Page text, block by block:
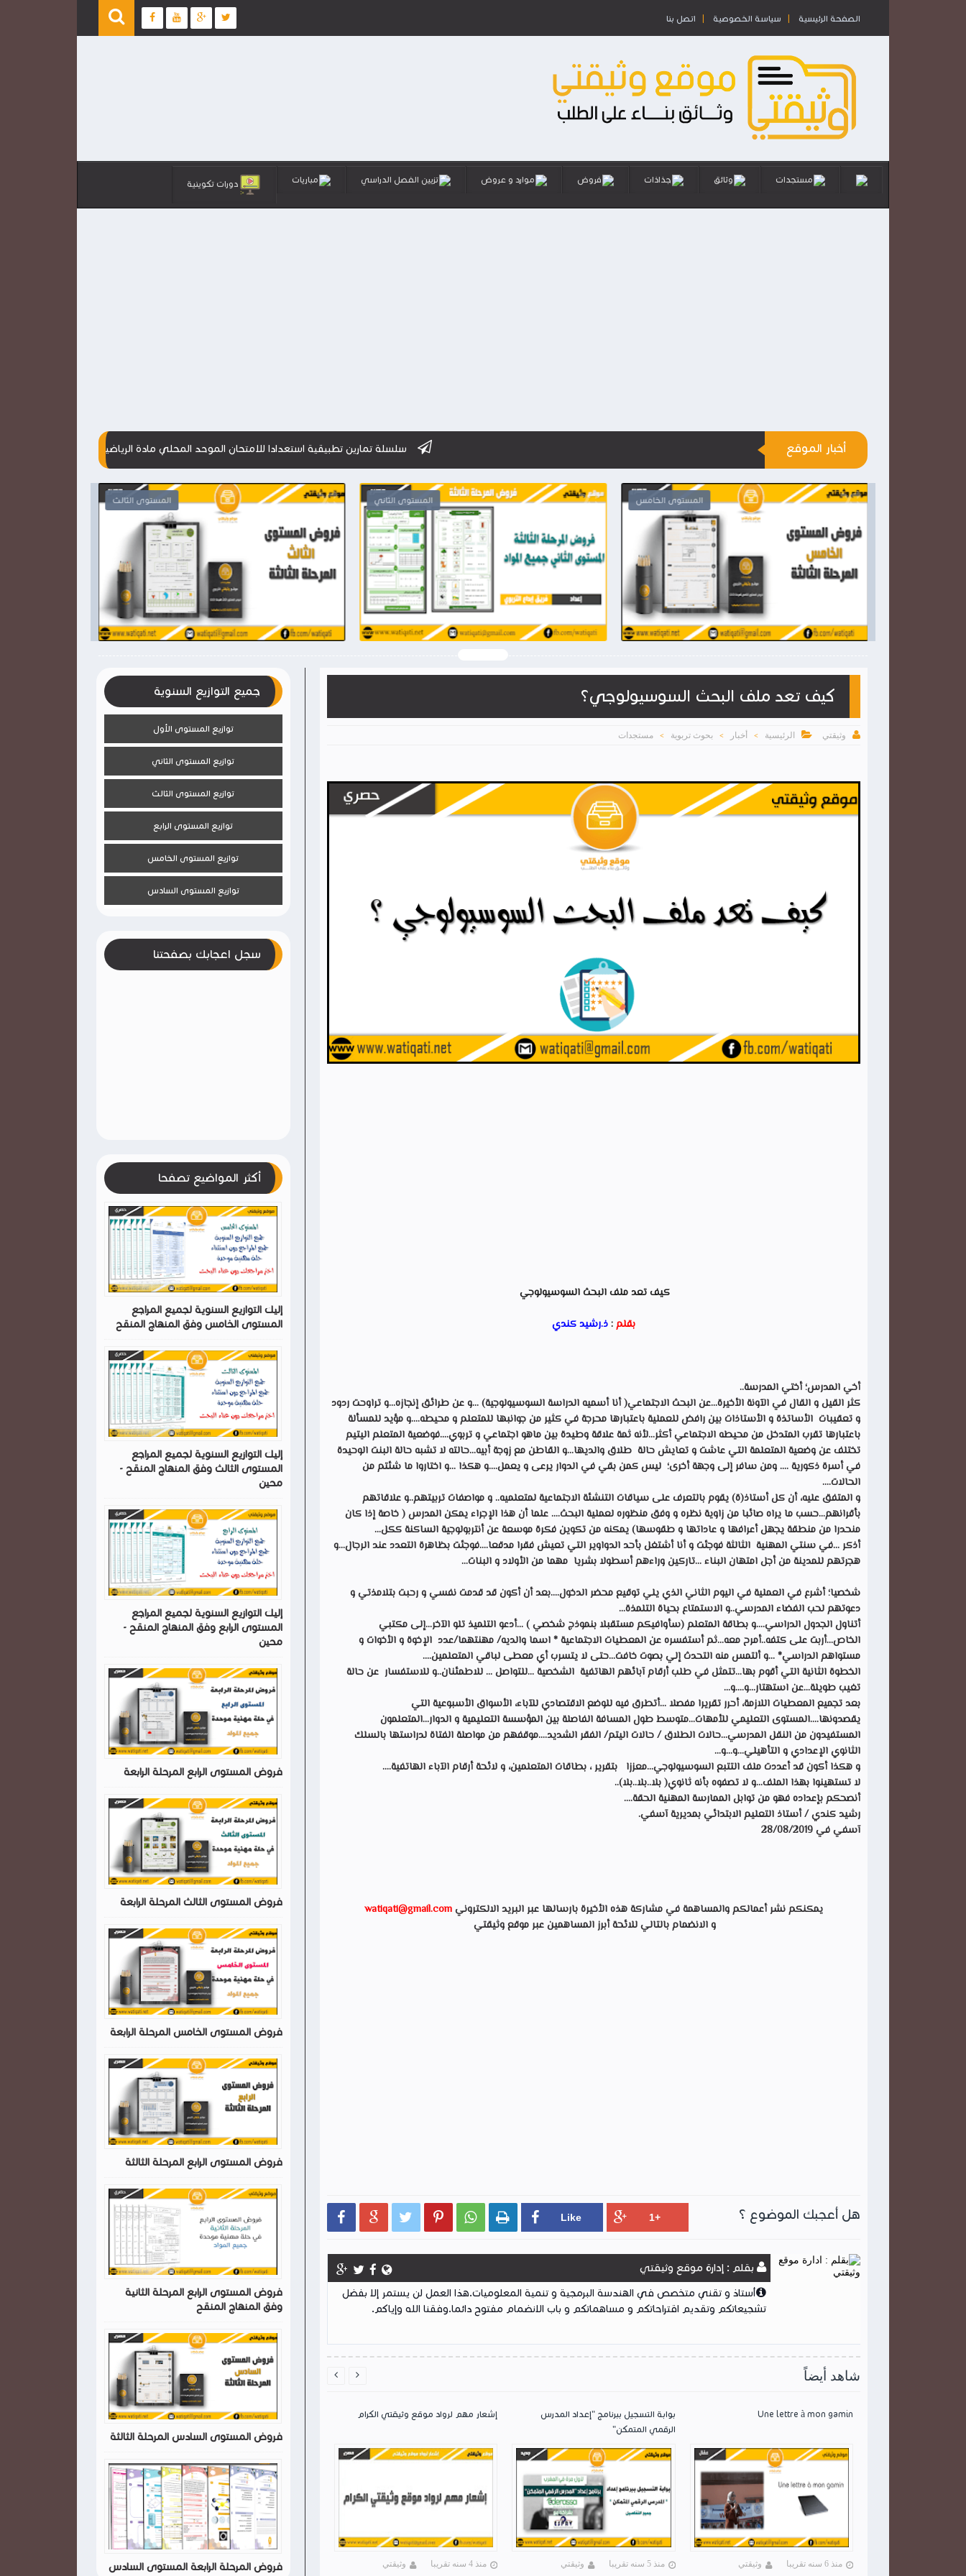
الصفحة الرئيسية سياسة الخصوصية اتصل بنا
مستجدات وثائق جذاذات فروض موارد و عروض تزيين الفصل الدراسي مباريات دورات تكوينية
أخبار الموقع سلسلة تمارين تطبيقية استعدادا للامتحان الموحد المحلي مادة الرياضيات مقترحات جديدة للامتحانات
المستوى الثالث
2026-03-28
وثيقتي
شاهد الموضوع
المستوى الثاني
2026-03-28
وثيقتي
شاهد الموضوع
المستوى الخامس
2026-03-28
وثيقتي
شاهد الموضوع
كيف تعد ملف البحث السوسيولوجي؟
 وثيقتي  الرئيسية > أخبار > بحوث تربوية > مستجدات
كيف تعد ملف البحث السوسيولوجي
بقلم:ذ.رشيد كندي
أخي المدرس؛ أختي المدرسة..
كثر القيل و القال في الآونة الأخيرة...عن البحث الاجتماعي( أنا أسميه الدراسة السوسيولوجية) ...و عن طرائق إنجازه...و تراوحت ردود
و تعقيبات الأساتذة و الأستاذات بين رافض للعملية باعتبارها محرجة في كثير من جوانبها للمتعلم و محيطه....و مؤيد للمسألة
باعتبارها تقرب المتدخل من محيطه الاجتماعي أكثر...لأنه ثمة علاقة وطيدة بين ماهو اجتماعي و تربوي....فوضعية المتعلم اليتيم
تختلف عن وضعية المتعلمة التي عاشت و تعايش حالة طلاق والديها...و القاطن مع زوجة أبيه...حالته لا تشبه حالة البنت الوحيدة
في أسرة ذكورية .... ومن سافر إلى وجهة أخرى؛ ليس كمن بقي في الدوار يرعى و يعمل....و هكذا ...و اختاروا ما شئتم من
الحالات....
و المتفق عليه، أن كل أستاذ(ة) يقوم بالتعرف على سياقات التنشئة الاجتماعية لمتعلميه.. و مواصفات تربيتهم..و علاقاتهم
بأقرانهم...حسب ما يراه صائبا من زاوية نظره و وفق منظوره لعملية البحث.... علما أن هذا الإجراء يمكن المدرس ( خاصة إذا كان
منحدرا من منطقة يجهل أعرافها و عاداتها و طقوسها) يمكنه من تكوين فكرة موسعة عن أنتربولوجية الساكنة ككل...
أذكر ...في سنتي المهنية الثالثة فوجئت و أنا أشتغل بأحد الدواوير التي تعيش فقرا مدقعا....فوجئت بظاهرة التعدد عند الرجال...و
هجرتهم للمدينة من أجل امتهان البناء ...تاركين وراءهم أسطولا بشريا مهما من الأولاد و البنات...
شخصيا؛ أشرع في العملية في اليوم الثاني الذي يلي توقيع محضر الدخول....بعد أن أكون قد قدمت نفسي و رحبت بتلامذتي و
دعوتهم لحب الفضاء المدرسي..و الاستمتاع بحياة التلمذة...
أتناول الجدول الدراسي....و بطاقة المتعلم (سأوافيكم مستقبلا بنموذج شخصي ) ...أدعو التلميذ تلو الآخر...إلى مكتبي
الخاص...أربت على كتفه..أمرح معه...ثم أستفسره عن المعطيات الاجتماعية * اسما والديه/ مهنتهما/عدد الإخوة و الأخوات و
مستواهم الدراسي* ...و ألتمس منه التحدث إلي بصوت خافت...حتى لا يتسرب أي معطى لباقي المتعلمين....
الخطوة الثانية التي أقوم بها...تتمثل في طلب أرقام آبائهم الهاتفية الشخصية ...للتواصل ... للاطمئنان..و للاستفسار عن حالة
تغيب طويلة...عن استهتار...و....و...
بعد تجميع المعطيات اللازمة، أحرر تقريرا مفصلا ...أتطرق فيه للوضع الاقتصادي للآباء، الأسواق الأسبوعية التي
يقصدونها....المستوى التعليمي للأمهات...متوسط طول المسافة الفاصلة بين المؤسسة التعليمية و الدوار...المتعلمون
المستفيدون من النقل المدرسي...حالات الطلاق / حالات اليتم/ الفقر الشديد....موقفهم من مواصلة الفتاة لدراستها بالسلك
الثانوي الإعدادي و التأهيلي...و...و...
و هكذا أكون قد أعددت ملف التتبع السوسيولوجي...معززا بتقرير ، بطاقات المتعلمين، و لائحة أرقام الآباء الهاتفية....
لا تستهينوا بهذا الملف...و لا تصفوه بأنه ثانوي( بلا..بلا..بلا)..
أنصحكم بإعداده فهو من توابل الممارسة المهنية الحقة....
رشيد كندي / أستاذ التعليم الابتدائي بمديرية آسفي.
آسفي في 28/08/2019
يمكنكم نشر أعمالكم والمساهمة في مشاركة هذه الأخيرة بارسالها عبر البريد الالكترونيwatiqati@gmail.com
و الانضمام بالتالي للائحة أبرز المساهمين عبر موقع وثيقتي
هل أعجبك الموضوع ؟      
بقلم : إدارة موقع وثيقتي
أستاذ و تقني متخصص في الهندسة البرمجية و تنمية المعلوميات.هذا العمل لن يستمر إلا بفضل
تشجيعاتكم وتقديم اقتراحاتكم و مساهماتكم و باب الانضمام مفتوح دائما.وفقنا الله وإياكم.
شاهد أيضاً
إشعار مهم لرواد موقع وثيقتي الكرام
منذ 4 سنه تقريبا وثيقتي
بوابة التسجيل ببرنامج "إعداد المدرس
الرقمي المتمكن"
منذ 5 سنه تقريبا وثيقتي
Une lettre à mon gamin
منذ 6 سنه تقريبا وثيقتي
 
جميع التوازيع السنوية
توازيع المستوى الأول
توازيع المستوى الثاني
توازيع المستوى الثالث
توازيع المستوى الرابع
توازيع المستوى الخامس
توازيع المستوى السادس
سجل اعجابك بصفحتنا
أكثر المواضيع تصفحا
إليك التوازيع السنوية لجميع المراجع
المستوى الخامس وفق المنهاج المنقح
إليك التوازيع السنوية لجميع المراجع
المستوى الثالث وفق المنهاج المنقح -
محين
إليك التوازيع السنوية لجميع المراجع
المستوى الرابع وفق المنهاج المنقح -
محين
فروض المستوى الرابع المرحلة الرابعة
فروض المستوى الثالث المرحلة الرابعة
فروض المستوى الخامس المرحلة الرابعة
فروض المستوى الرابع المرحلة الثالثة
فروض المستوى الرابع المرحلة الثانية
وفق المنهاج المنقح
فروض المستوى السادس المرحلة الثالثة
فروض المرحلة الرابعة المستوى السادس